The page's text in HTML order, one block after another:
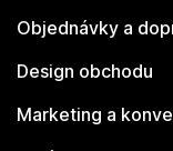
Objednávky a
Design obchodu
Marketing a